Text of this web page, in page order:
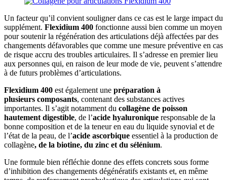
Un facteur qu’il convient souligner dans ce cas est le large impact du
supplément. Flexidium 400 fonctionne aussi bien comme un moyen
pour soutenir la régénération des articulations déjà affectées par des
changements défavorables que comme une mesure préventive en cas
de risque accru des troubles articulaires. Il s’adresse en premier lieu
aux personnes qui, en raison de leur mode de vie, peuvent s’attendre
à de futurs problèmes d’articulations.
Flexidium 400 est également une préparation à
plusieurs composants, contenant des substances actives
importantes. Il s’agit notamment du collagène de poisson
hautement digestible, de l’acide hyaluronique responsable de la
bonne composition et de la teneur en eau du liquide synovial et de
l’état de la peau, de l’acide ascorbique essentiel à la production de
collagène, de la biotine, du zinc et du sélénium.
Une formule bien réfléchie donne des effets concrets sous forme
d’inhibition des changements dégénératifs existants et, en même